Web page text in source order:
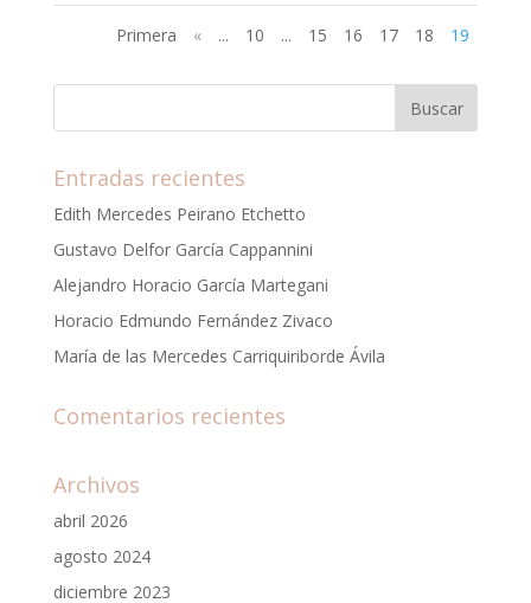
Primera « ... 10 ... 15 16 17 18 19
Entradas recientes
Edith Mercedes Peirano Etchetto
Gustavo Delfor García Cappannini
Alejandro Horacio García Martegani
Horacio Edmundo Fernández Zivaco
María de las Mercedes Carriquiriborde Ávila
Comentarios recientes
Archivos
abril 2026
agosto 2024
diciembre 2023